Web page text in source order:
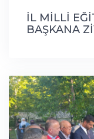
İL MİLLİ
BAŞKANA